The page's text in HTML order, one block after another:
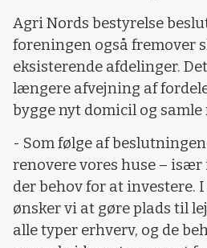
Agri Nords bestyrelse
foreningen også fremover
eksisterende afdelinger.
længere afvejning af
bygge nyt domicil og
- Som følge af
renovere vores huse – især
der behov for at investere.
ønsker vi at gøre plads til
alle typer erhverv, og de